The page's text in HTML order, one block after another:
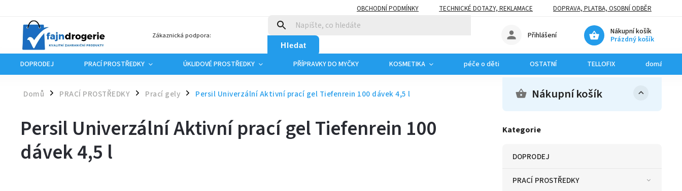
OBCHODNÍ PODMÍNKY TECHNICKÉ DOTAZY, REKLAMACE DOPRAVA, PLATBA, OSOBNÍ ODBĚR
Zákaznická podpora:
Hledat
Nákupní košík
Prázdný košík
Přihlášení
DOPRODEJ PRACÍ PROSTŘEDKY ÚKLIDOVÉ PROSTŘEDKY PŘÍPRAVKY DO MYČKY KOSMETIKA péče o děti OSTATNÍ TELLOFIX domácí
Domů / PRACÍ PROSTŘEDKY / Prací gely / Persil Univerzální Aktivní prací gel Tiefenrein 100 dávek 4,5 l Nákupní košík
Kategorie
DOPRODEJ
PRACÍ PROSTŘEDKY
Persil Univerzální Aktivní prací gel Tiefenrein 100
dávek 4,5 l